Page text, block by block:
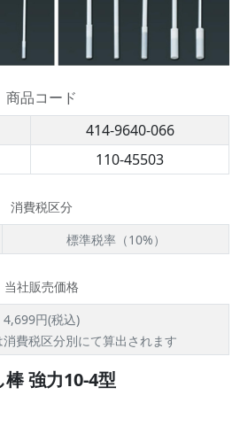
商品コード
414-9640-066
110-45503
消費税区分
標準税率（10%）
当社販売価格
4,699円(税込)
費税区分別にて算出されます
棒 強力10-4型